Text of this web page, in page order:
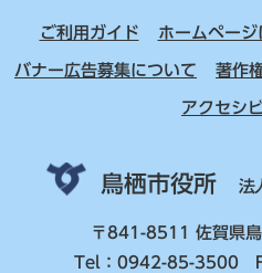
ご利用ガイド ホームページ
バナー広告募集について 著作
アクセシ
鳥栖市役所 法
〒841-8511 佐賀県
Tel：0942-85-3500